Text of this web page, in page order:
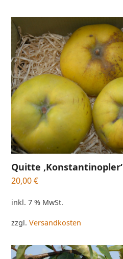
Quitte ‚Konstantinopler‘
20,00€
inkl. 7 % MwSt.
zzgl.Versandkosten